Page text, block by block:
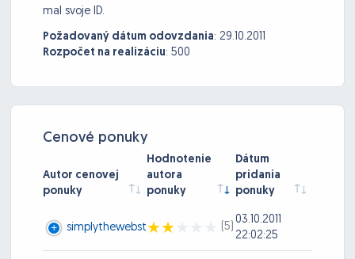
mal svoje ID.
Požadovaný dátum odovzdania: 29.10.2011
Rozpočet na realizáciu: 500
Cenové ponuky
Autor cenovej
ponuky
Hodnotenie
autora
ponuky
Dátum
pridania
ponuky
simplythewebst (5)
03.10.2011
22:02:25